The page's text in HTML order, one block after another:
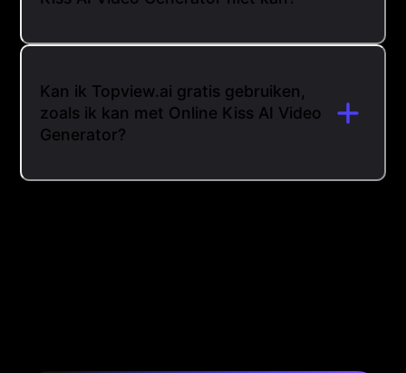
Kan ik Topview.ai gratis gebruiken,
zoals ik kan met Online Kiss AI Video
Generator?